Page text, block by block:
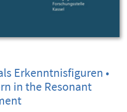
Erkenntnisfiguren •
in the Resonant